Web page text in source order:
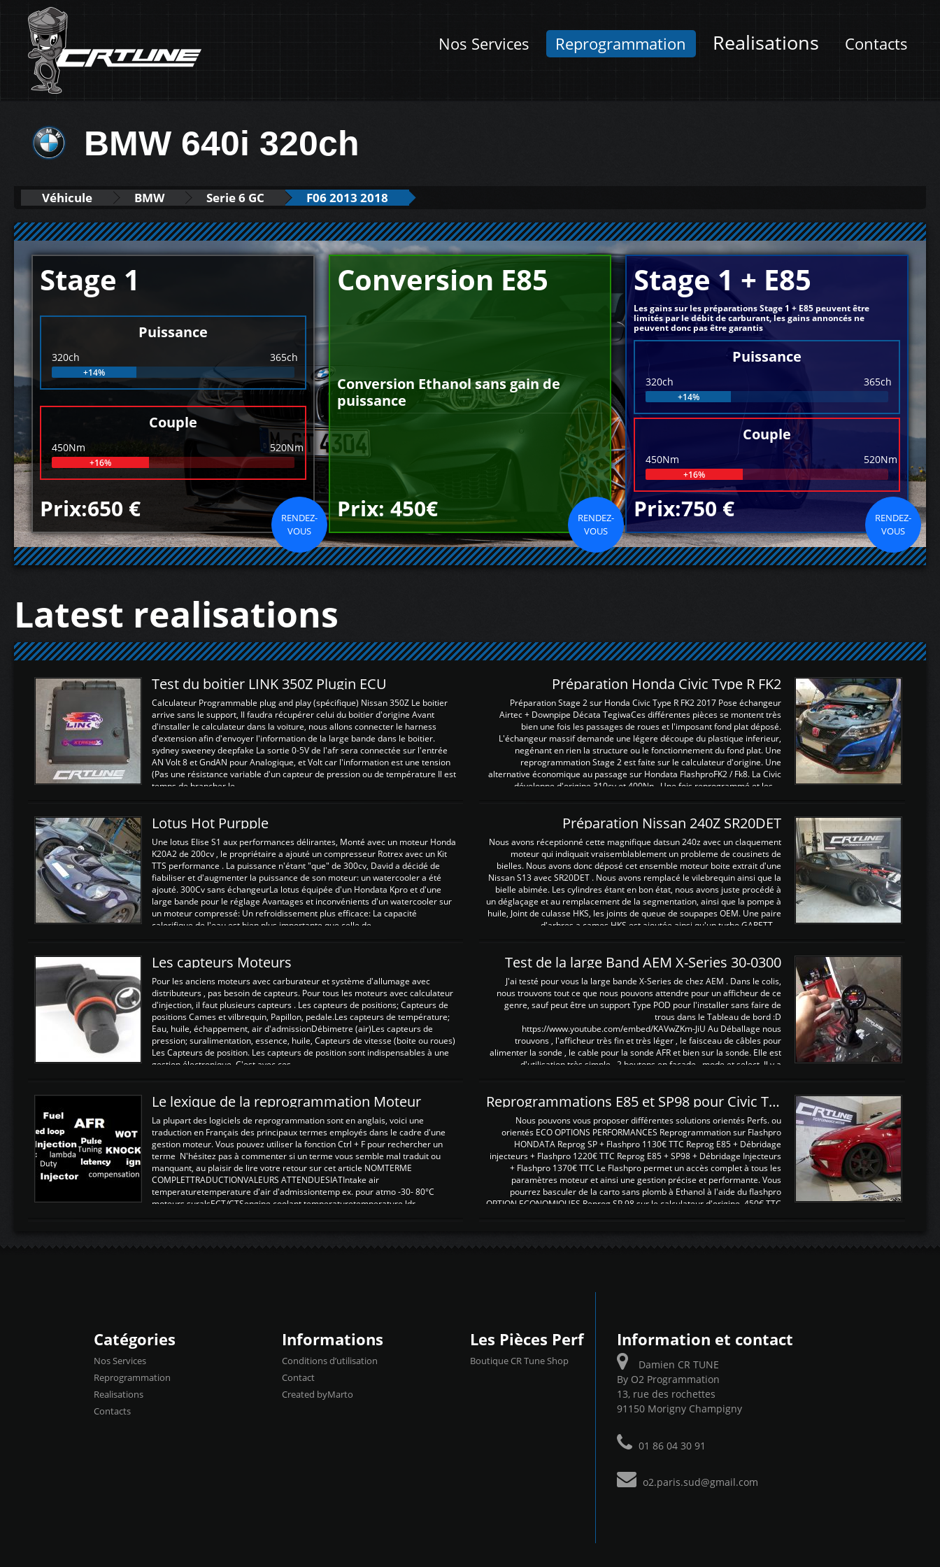
Nos Services Reprogrammation Realisations Contacts
BMW 640i 320ch
Véhicule BMW Serie 6 GC F06 2013 2018
Stage 1
Puissance
320ch 365ch
+14%
Couple
450Nm 520Nm
+16%
Prix:650 €
RENDEZ-
VOUS
Conversion E85
Conversion Ethanol sans gain de
puissance
Prix: 450€
RENDEZ-
VOUS
Stage 1 + E85
Les gains sur les préparations Stage 1 + E85 peuvent être
limités par le débit de carburant, les gains annoncés ne
peuvent donc pas être garantis
Puissance
320ch 365ch
+14%
Couple
450Nm 520Nm
+16%
Prix:750 €
RENDEZ-
VOUS
Latest realisations
Test du boitier LINK 350Z Plugin ECU
Calculateur Programmable plug and play (spécifique) Nissan 350Z Le boitier
arrive sans le support, Il faudra récupérer celui du boitier d'origine Avant
d'installer le calculateur dans la voiture, nous allons connecter le harness
d'extension afin d'envoyer l'information de la large bande dans le boitier.
sydney sweeney deepfake La sortie 0-5V de l'afr sera connectée sur l'entrée
AN Volt 8 et GndAN pour Analogique, et Volt car l'information est une tension
(Pas une résistance variable d'un capteur de pression ou de température Il est
temps de brancher le ...
Préparation Honda Civic Type R FK2
Préparation Stage 2 sur Honda Civic Type R FK2 2017 Pose échangeur
Airtec + Downpipe Décata TegiwaCes différentes pièces se montent très
bien une fois les passages de roues et l'imposant fond plat déposé.
L'échangeur massif demande une légere découpe du plastique inferieur,
negénant en rien la structure ou le fonctionnement du fond plat. Une
reprogrammation Stage 2 est faite sur le calculateur d'origine. Une
alternative économique au passage sur Hondata FlashproFK2 / Fk8. La Civic
développe d'origine 310cv et 400Nn , Une fois reprogrammé et les ...
Lotus Hot Purpple
Une lotus Elise S1 aux performances délirantes, Monté avec un moteur Honda
K20A2 de 200cv , le propriétaire a ajouté un compresseur Rotrex avec un Kit
TTS performance . La puissance n'étant "que" de 300cv, David a décidé de
fiabiliser et d'augmenter la puissance de son moteur: un watercooler a été
ajouté. 300Cv sans échangeurLa lotus équipée d'un Hondata Kpro et d'une
large bande pour le réglage Avantages et inconvénients d'un watercooler sur
un moteur compressé: Un refroidissement plus efficace: La capacité
calorifique de l'eau est bien plus importante que celle de ...
Préparation Nissan 240Z SR20DET
Nous avons réceptionné cette magnifique datsun 240z avec un claquement
moteur qui indiquait vraisemblablement un probleme de cousinets de
bielles. Nous avons donc déposé cet ensemble moteur boite extrait d'une
Nissan S13 avec SR20DET . Nous avons remplacé le vilebrequin ainsi que la
bielle abimée. Les cylindres étant en bon état, nous avons juste procédé à
un déglaçage et au remplacement de la segmentation, ainsi que la pompe à
huile, Joint de culasse HKS, les joints de queue de soupapes OEM. Une paire
d'arbres a cames HKS est ajoutée ainsi qu'un turbo GARETT ...
Les capteurs Moteurs
Pour les anciens moteurs avec carburateur et système d'allumage avec
distributeurs , pas besoin de capteurs. Pour tous les moteurs avec calculateur
d'injection, il faut plusieurs capteurs . Les capteurs de positions; Capteurs de
positions Cames et vilbrequin, Papillon, pedale.Les capteurs de température;
Eau, huile, échappement, air d'admissionDébimetre (air)Les capteurs de
pression; suralimentation, essence, huile, Capteurs de vitesse (boite ou roues)
Les Capteurs de position. Les capteurs de position sont indispensables à une
gestion électronique. C'est avec ces ...
Test de la large Band AEM X-Series 30-0300
J'ai testé pour vous la large bande X-Series de chez AEM . Dans le colis,
nous trouvons tout ce que nous pouvons attendre pour un afficheur de ce
genre, sauf peut être un support Type POD pour l'installer sans faire de
trous dans le Tableau de bord :D
https://www.youtube.com/embed/KAVwZKm-JiU Au Déballage nous
trouvons , l'afficheur très fin et très léger , le faisceau de câbles pour
alimenter la sonde , le cable pour la sonde AFR et bien sur la sonde. Elle est
d'utilisation très simple , 2 boutons en façade , mode et select. Il y a
Le lexique de la reprogrammation Moteur
La plupart des logiciels de reprogrammation sont en anglais, voici une
traduction en Français des principaux termes employés dans le cadre d'une
gestion moteur. Vous pouvez utiliser la fonction Ctrl + F pour rechercher un
terme N'hésitez pas à commenter si un terme vous semble mal traduit ou
manquant, au plaisir de lire votre retour sur cet article NOMTERME
COMPLETTRADUCTIONVALEURS ATTENDUESIATIntake air
temperaturetemperature d'air d'admissiontemp ex. pour atmo -30- 80°C
moteurs suralsECT/CTSengine coolant temperaturetemperature ldr
Reprogrammations E85 et SP98 pour Civic Type R FN2
Nous pouvons vous proposer différentes solutions orientés Perfs. ou
orientés ECO OPTIONS PERFORMANCES Reprogrammation sur Flashpro
HONDATA Reprog SP + Flashpro 1130€ TTC Reprog E85 + Débridage
injecteurs + Flashpro 1220€ TTC Reprog E85 + SP98 + Débridage Injecteurs
+ Flashpro 1370€ TTC Le Flashpro permet un accès complet à tous les
paramètres moteur et ainsi une gestion précise et performante. Vous
pourrez basculer de la carto sans plomb à Ethanol à l'aide du flashpro
OPTION ECONOMIQUES Reprog SP 98 sur le calculateur d'origine 450€ TTC
Catégories
Nos Services
Reprogrammation
Realisations
Contacts
Informations
Conditions d’utilisation
Contact
Created byMarto
Les Pièces Perf
Boutique CR Tune Shop
Information et contact
Damien CR TUNE
By O2 Programmation
13, rue des rochettes
91150 Morigny Champigny
01 86 04 30 91
o2.paris.sud@gmail.com